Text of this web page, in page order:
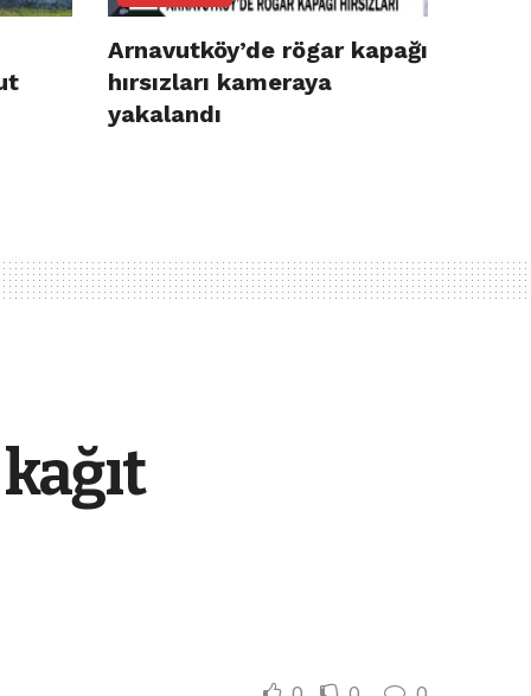
Arnavutköy’de rögar kapağı
hırsızları kameraya
yakalandı